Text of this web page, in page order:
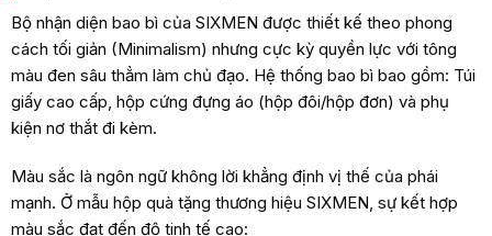
Bộ nhận diện bao bì của SIXMEN được thiết kế theo phong
cách tối giản (Minimalism) nhưng cực kỳ quyền lực với tông
màu đen sâu thẳm làm chủ đạo. Hệ thống bao bì bao gồm: Túi
giấy cao cấp, hộp cứng đựng áo (hộp đôi/hộp đơn) và phụ
kiện nơ thắt đi kèm.
Màu sắc là ngôn ngữ không lời khẳng định vị thế của phái
mạnh. Ở mẫu hộp quà tặng thương hiệu SIXMEN, sự kết hợp
màu sắc đạt đến độ tinh tế cao: